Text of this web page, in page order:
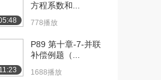
业大学公开
10:14
方程系数和...
778播放
11:23
P89 第十章-7-并联
补偿例题（...
1688播放